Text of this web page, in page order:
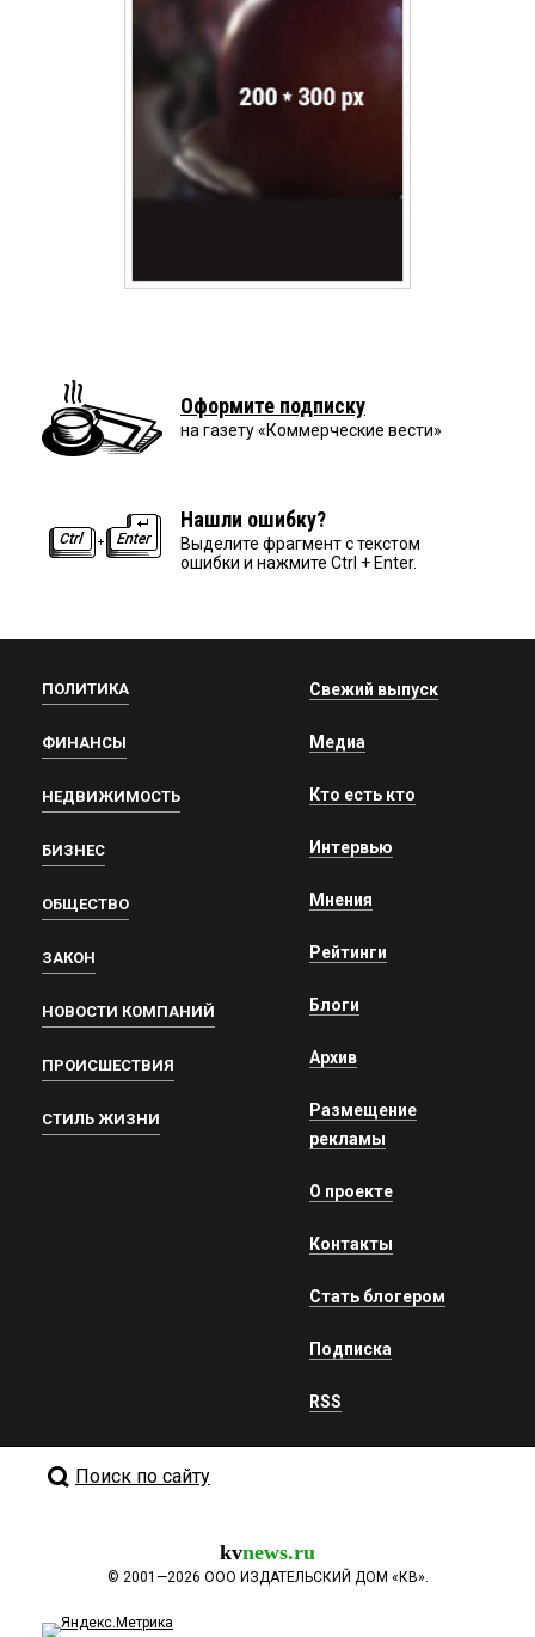
Оформите подписку
на газету «Коммерческие вести»
Нашли ошибку?
Выделите фрагмент с текстом
ошибки и нажмите Ctrl + Enter.
ПОЛИТИКА
ФИНАНСЫ
НЕДВИЖИМОСТЬ
БИЗНЕС
ОБЩЕСТВО
ЗАКОН
НОВОСТИ КОМПАНИЙ
ПРОИСШЕСТВИЯ
СТИЛЬ ЖИЗНИ
Свежий выпуск
Медиа
Кто есть кто
Интервью
Мнения
Рейтинги
Блоги
Архив
Размещение
рекламы
О проекте
Контакты
Стать блогером
Подписка
RSS
Поиск по сайту
kvnews.ru
© 2001—2026 ООО ИЗДАТЕЛЬСКИЙ ДОМ «КВ».